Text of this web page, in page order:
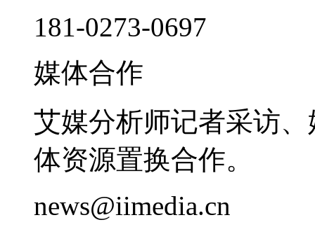
181-0273-0697
媒体合作
艾媒分析师记者采访
体资源置换合作。
news@iimedia.cn